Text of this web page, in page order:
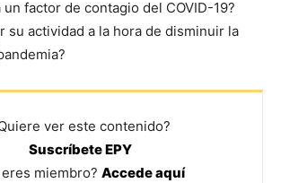
factor de contagio del COVID-19?
su actividad a la hora de disminuir la
ver este contenido?
Suscríbete EPY
eres miembro? Accede aquí